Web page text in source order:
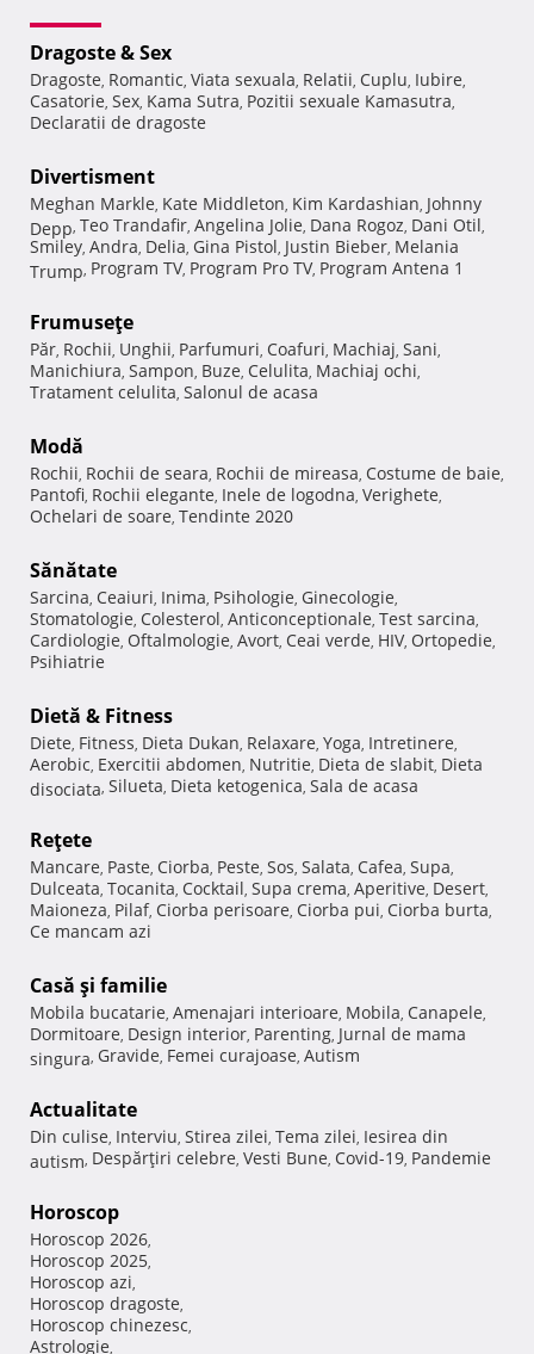
Dragoste & Sex
Dragoste, Romantic, Viata sexuala, Relatii, Cuplu, Iubire,
Casatorie, Sex, Kama Sutra, Pozitii sexuale Kamasutra,
Declaratii de dragoste
Divertisment
Meghan Markle, Kate Middleton, Kim Kardashian, Johnny
Depp, Teo Trandafir, Angelina Jolie, Dana Rogoz, Dani Otil,
Smiley, Andra, Delia, Gina Pistol, Justin Bieber, Melania
Trump, Program TV, Program Pro TV, Program Antena 1
Frumuseţe
Păr, Rochii, Unghii, Parfumuri, Coafuri, Machiaj, Sani,
Manichiura, Sampon, Buze, Celulita, Machiaj ochi,
Tratament celulita, Salonul de acasa
Modă
Rochii, Rochii de seara, Rochii de mireasa, Costume de baie,
Pantofi, Rochii elegante, Inele de logodna, Verighete,
Ochelari de soare, Tendinte 2020
Sănătate
Sarcina, Ceaiuri, Inima, Psihologie, Ginecologie,
Stomatologie, Colesterol, Anticonceptionale, Test sarcina,
Cardiologie, Oftalmologie, Avort, Ceai verde, HIV, Ortopedie,
Psihiatrie
Dietă & Fitness
Diete, Fitness, Dieta Dukan, Relaxare, Yoga, Intretinere,
Aerobic, Exercitii abdomen, Nutritie, Dieta de slabit, Dieta
disociata, Silueta, Dieta ketogenica, Sala de acasa
Reţete
Mancare, Paste, Ciorba, Peste, Sos, Salata, Cafea, Supa,
Dulceata, Tocanita, Cocktail, Supa crema, Aperitive, Desert,
Maioneza, Pilaf, Ciorba perisoare, Ciorba pui, Ciorba burta,
Ce mancam azi
Casă şi familie
Mobila bucatarie, Amenajari interioare, Mobila, Canapele,
Dormitoare, Design interior, Parenting, Jurnal de mama
singura, Gravide, Femei curajoase, Autism
Actualitate
Din culise, Interviu, Stirea zilei, Tema zilei, Iesirea din
autism, Despărţiri celebre, Vesti Bune, Covid-19, Pandemie
Horoscop
Horoscop 2026,
Horoscop 2025,
Horoscop azi,
Horoscop dragoste,
Horoscop chinezesc,
Astrologie,